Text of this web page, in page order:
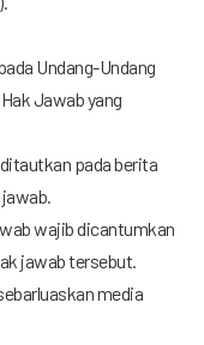
Undang-Undang
Jawab yang
pada berita
wajib dicantumkan
jawab tersebut.
media